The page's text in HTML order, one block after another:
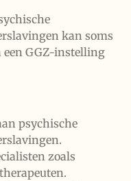
kan soms
een GGZ-instelling
psychische
zoals